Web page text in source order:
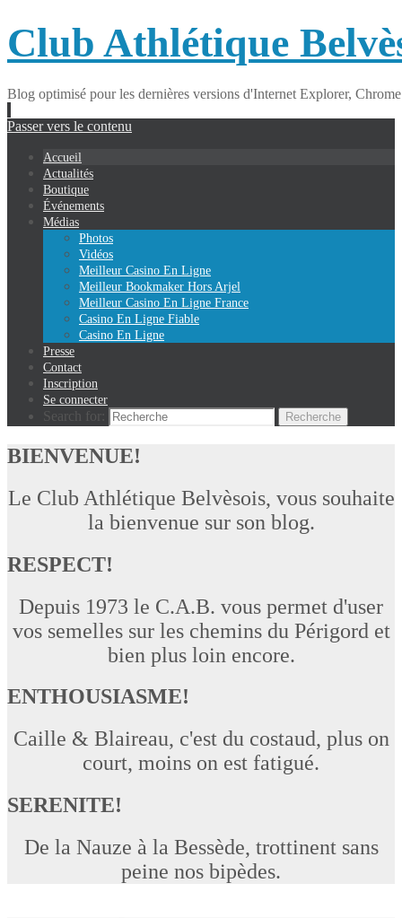
Club Athlétique
Blog optimisé pour les dernières versions d'Internet Explorer,
Passer vers le contenu
Accueil
Actualités
Boutique
Événements
Médias
Photos
Vidéos
Meilleur Casino En Ligne
Meilleur Bookmaker Hors Arjel
Meilleur Casino En Ligne France
Casino En Ligne Fiable
Casino En Ligne
Presse
Contact
Inscription
Se connecter
Search for: Recherche
BIENVENUE!
Le Club Athlétique Belvèsois, vous souhaite
la bienvenue sur son blog.
RESPECT!
Depuis 1973 le C.A.B. vous permet d'user
vos semelles sur les chemins du Périgord et
bien plus loin encore.
ENTHOUSIASME!
Caille & Blaireau, c'est du costaud, plus on
court, moins on est fatigué.
SERENITE!
De la Nauze à la Bessède, trottinent sans
peine nos bipèdes.